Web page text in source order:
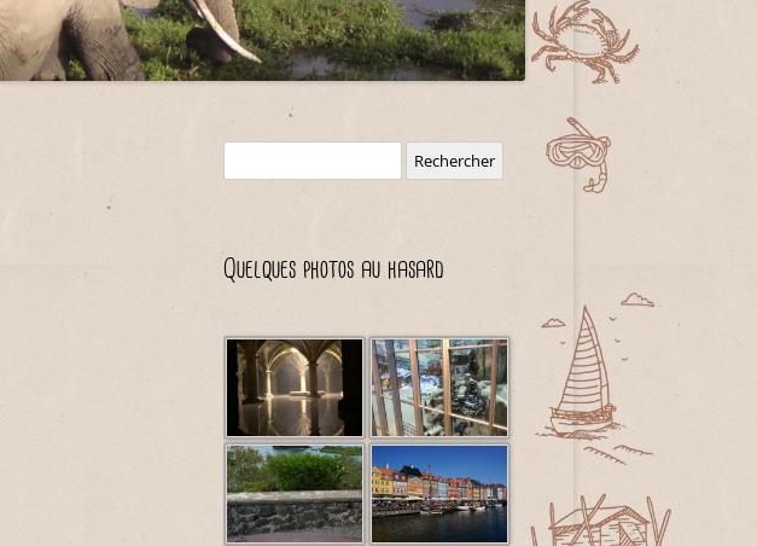
Sénégal
Tunisie
Costa Rica
Cuba
Indonésie
Japon
Belgique
Croatie
Nouvelle-Zélande
Polynésie française
Quelques photos au hasard